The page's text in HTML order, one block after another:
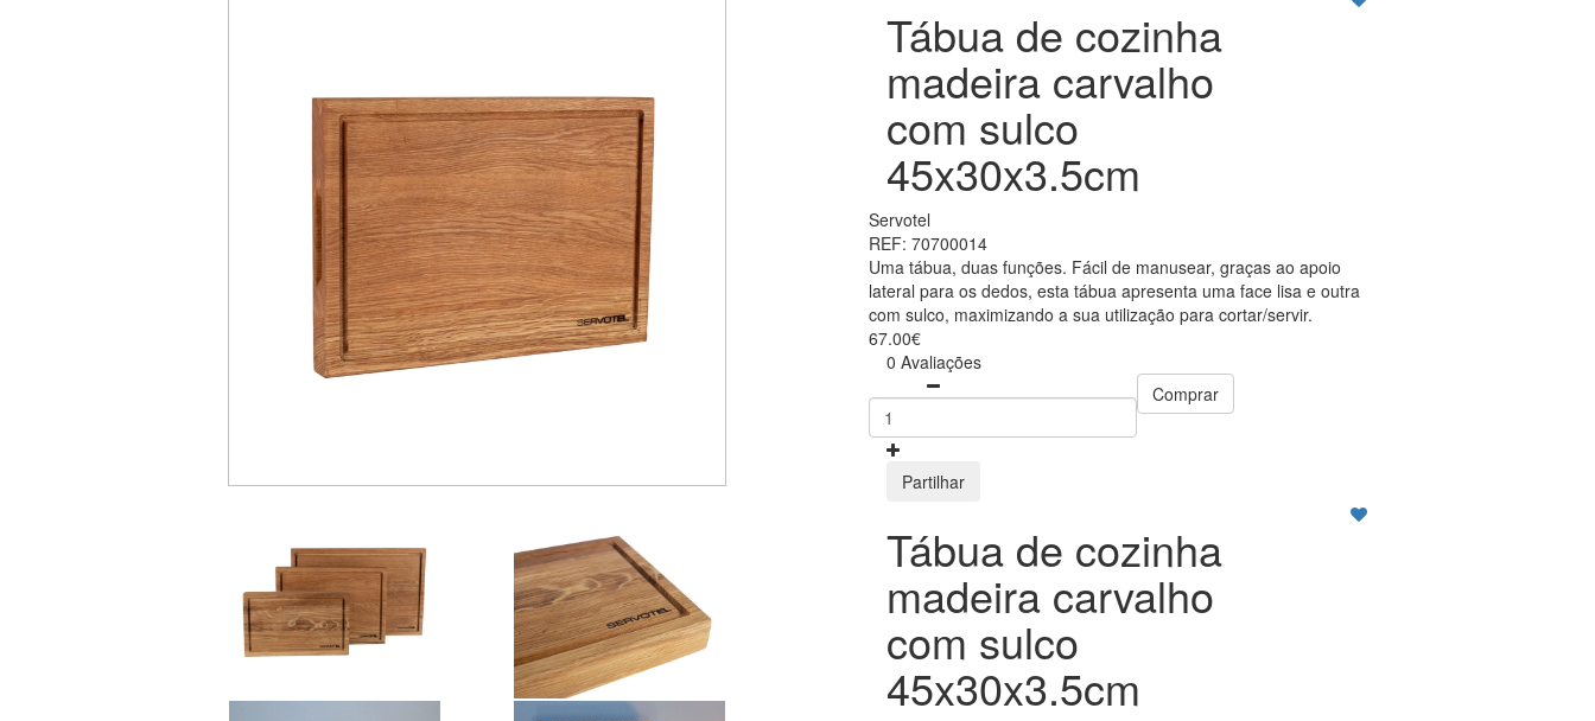
Tábua de cozinha
madeira carvalho
com sulco
45x30x3.5cm
Servotel
REF: 70700014
Uma tábua, duas funções. Fácil de manusear, graças ao apoio
lateral para os dedos, esta tábua apresenta uma face lisa e outra
com sulco, maximizando a sua utilização para cortar/servir.
67.00€
0 Avaliações
Comprar
Partilhar
Tábua de cozinha
madeira carvalho
com sulco
45x30x3.5cm